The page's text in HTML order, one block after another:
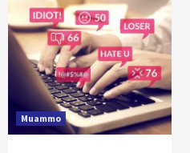
Muammo